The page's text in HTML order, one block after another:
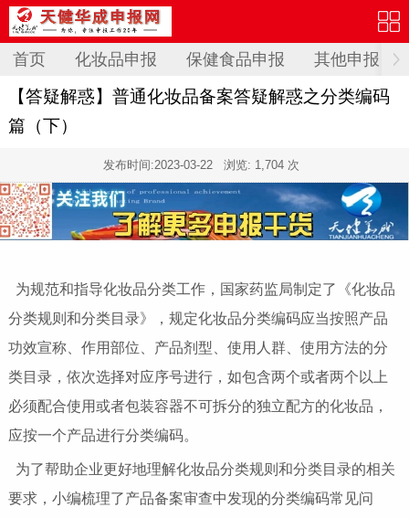
首页 化妆品申报 保健食品申报 其他申报
【答疑解惑】普通化妆品备案答疑解惑之分类编码
篇（下）
发布时间:2023-03-22 浏览: 1,704 次
为规范和指导化妆品分类工作，国家药监局制定了《化妆品
分类规则和分类目录》，规定化妆品分类编码应当按照产品
功效宣称、作用部位、产品剂型、使用人群、使用方法的分
类目录，依次选择对应序号进行，如包含两个或者两个以上
必须配合使用或者包装容器不可拆分的独立配方的化妆品，
应按一个产品进行分类编码。
为了帮助企业更好地理解化妆品分类规则和分类目录的相关
要求，小编梳理了产品备案审查中发现的分类编码常见问